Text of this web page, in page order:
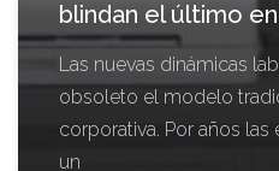
blindan el último
Las nuevas dinámicas
obsoleto el modelo
corporativa. Por años
un